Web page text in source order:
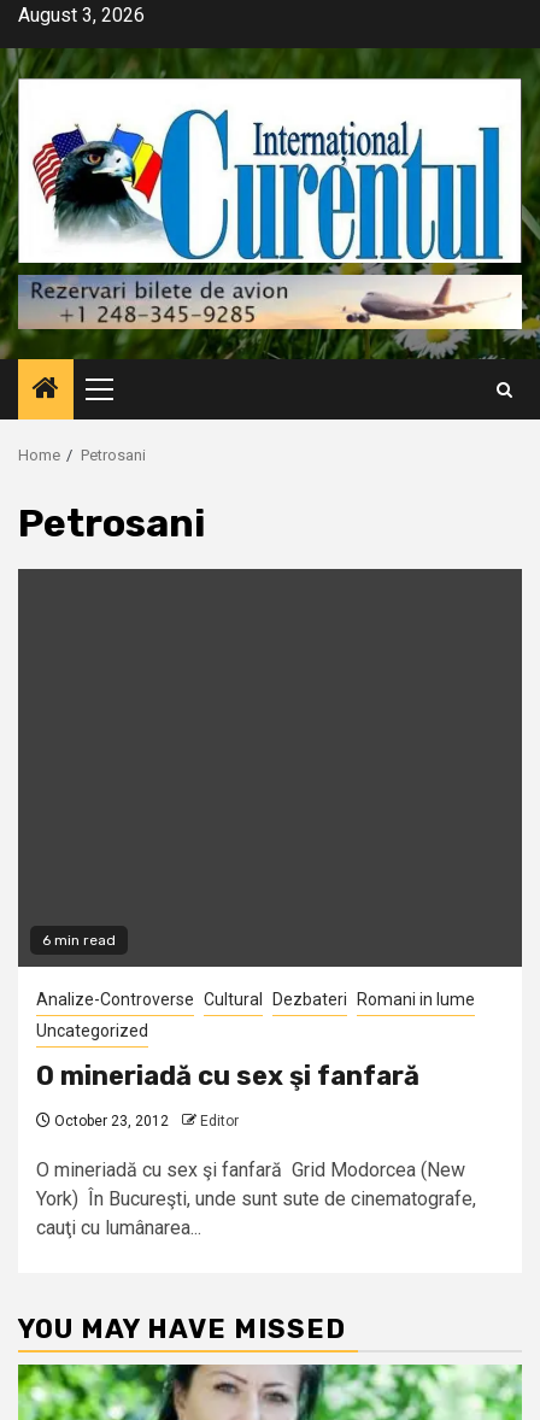
Skip
content
August 3, 2026
Primary
Menu
Home Petrosani
Petrosani
6 min read
Analize-Controverse Cultural Dezbateri
Romani in lume
Uncategorized
O mineriadă cu sex şi fanfară
October 23, 2012 Editor
O mineriadă cu sex şi fanfară Grid Modorcea (New
York) În Bucureşti, unde sunt sute de cinematografe,
cauţi cu lumânarea...
YOU MAY HAVE MISSED